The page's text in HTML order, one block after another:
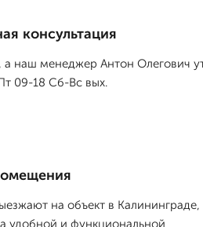
консультация
а наш менеджер Антон Олегович
09-18 Сб-Вс вых.
на объект в
удобной и функциональной